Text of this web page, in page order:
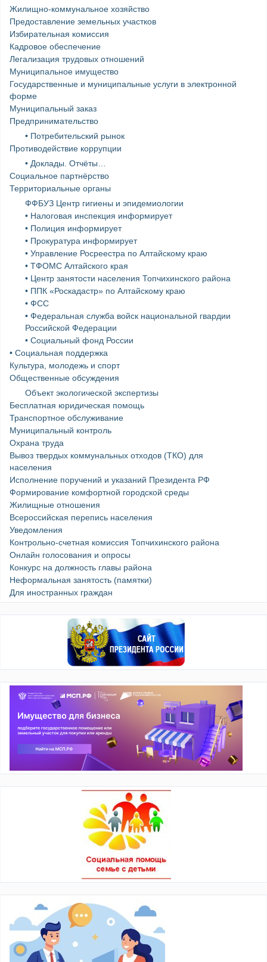
Жилищно-коммунальное хозяйство
Предоставление земельных участков
Избирательная комиссия
Кадровое обеспечение
Легализация трудовых отношений
Муниципальное имущество
Государственные и муниципальные услуги в электронной
форме
Муниципальный заказ
Предпринимательство
• Потребительский рынок
Противодействие коррупции
• Доклады. Отчёты…
Социальное партнёрство
Территориальные органы
ФФБУЗ Центр гигиены и эпидемиологии
• Налоговая инспекция информирует
• Полиция информирует
• Прокуратура информирует
• Управление Росреестра по Алтайскому краю
• ТФОМС Алтайского края
• Центр занятости населения Топчихинского района
• ППК «Роскадастр» по Алтайскому краю
• ФСС
• Федеральная служба войск национальной гвардии
Российской Федерации
• Социальный фонд России
• Социальная поддержка
Культура, молодежь и спорт
Общественные обсуждения
Объект экологической экспертизы
Бесплатная юридическая помощь
Транспортное обслуживание
Муниципальный контроль
Охрана труда
Вывоз твердых коммунальных отходов (ТКО) для
населения
Исполнение поручений и указаний Президента РФ
Формирование комфортной городской среды
Жилищные отношения
Всероссийская перепись населения
Уведомления
Контрольно-счетная комиссия Топчихинского района
Онлайн голосования и опросы
Конкурс на должность главы района
Неформальная занятость (памятки)
Для иностранных граждан